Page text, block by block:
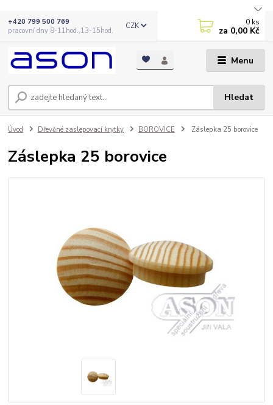
Menu
CZK
Hledat
+420 799 500 769
pracovní dny 8-11hod.,13-15hod.
0 ks
za 0,00 Kč
Úvod Dřevěné zaslepovací krytky BOROVICE Záslepka 25 borovice
Záslepka 25 borovice